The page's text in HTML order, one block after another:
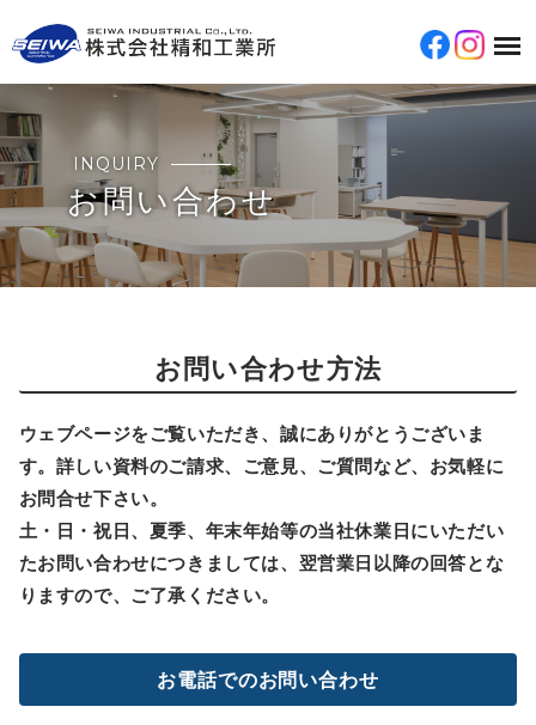
INQUIRY
お問い合わせ
お問い合わせ方法
ウェブページをご覧いただき、誠にありがとうございま
す。詳しい資料のご請求、ご意見、ご質問など、お気軽に
お問合せ下さい。
土・日・祝日、夏季、年末年始等の当社休業日にいただい
たお問い合わせにつきましては、翌営業日以降の回答とな
りますので、ご了承ください。
お電話でのお問い合わせ